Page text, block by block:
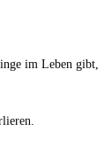
im Leben gibt,